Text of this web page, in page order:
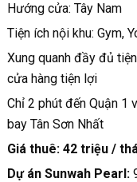
Hướng cửa: Tây Nam
Tiện ích nội khu: Gym,
Xung quanh đầy đủ
cửa hàng tiện lợi
Chỉ 2 phút đến Quận 1
bay Tân Sơn Nhất
Giá thuê: 42 triệu /
Dự án Sunwah Pearl: